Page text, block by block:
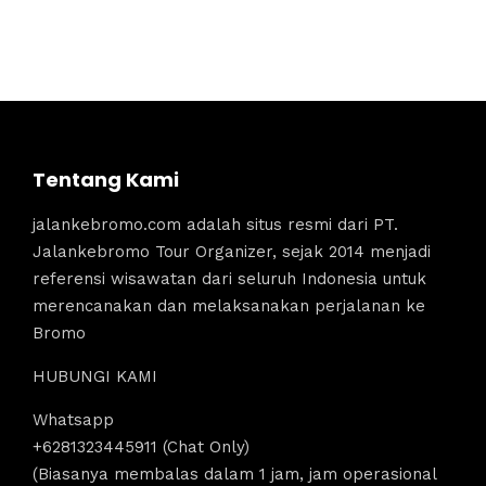
Tentang Kami
jalankebromo.com adalah situs resmi dari PT.
Jalankebromo Tour Organizer, sejak 2014 menjadi
referensi wisawatan dari seluruh Indonesia untuk
merencanakan dan melaksanakan perjalanan ke
Bromo
HUBUNGI KAMI
Whatsapp
+6281323445911 (Chat Only)
(Biasanya membalas dalam 1 jam, jam operasional